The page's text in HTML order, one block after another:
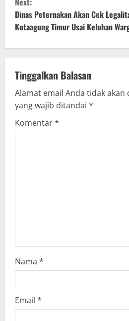
t
i
u
e
R
g
Dinas Peternakan Akan Cek
Kotaagung Timur Usai Keluhan
Tinggalkan Balasan
Alamat email Anda tidak akan
yang wajib ditandai *
Komentar*
Nama *
Email *